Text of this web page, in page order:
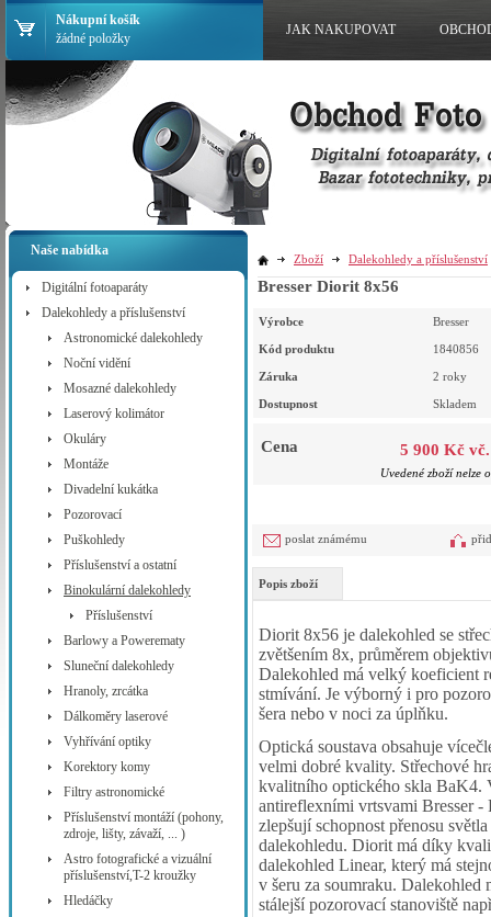
Naše nabídka
Digitální fotoaparáty
Dalekohledy a příslušenství
Astronomické dalekohledy
Noční vidění
Mosazné dalekohledy
Laserový kolimátor
Okuláry
Montáže
Divadelní kukátka
Pozorovací
Puškohledy
Příslušenství a ostatní
Binokulární dalekohledy
Příslušenství
Barlowy a Powerematy
Sluneční dalekohledy
Hranoly, zrcátka
Dálkoměry laserové
Vyhřívání optiky
Korektory komy
Filtry astronomické
Příslušenství montáží (pohony,
zdroje, lišty, závaží, ... )
Astro fotografické a vizuální
příslušenství,T-2 kroužky
Hledáčky
Zboží Dalekohledy a příslušenství
Bresser Diorit 8x56
Výrobce Bresser
Kód produktu 1840856
Záruka 2 roky
Dostupnost Skladem
Cena 5 900 Kč
Uvedené zboží nelze
poslat známému
Popis zboží
Diorit 8x56 je dalekohled se
zvětšením 8x, průměrem
Dalekohled má velký koeficient
stmívání. Je výborný i pro
šera nebo v noci za úplňku.
Optická soustava obsahuje
velmi dobré kvality. Střechové
kvalitního optického skla BaK4.
antireflexními vrtsvami Bresser
zlepšují schopnost přenosu
dalekohledu. Diorit má díky
dalekohled Linear, který má
v šeru za soumraku. Dalekohled
stálejší pozorovací stanoviště
Nákupní košík
žádné položky
JAK NAKUPOVAT